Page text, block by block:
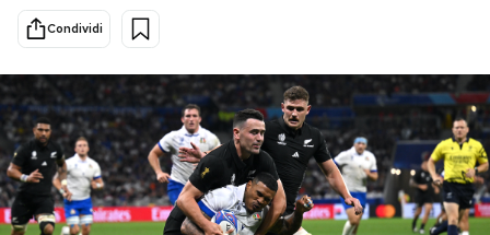
Scienza
Economia
Sport
Altrecose
Mondiali calcio 2026
PODCAST
Condividi